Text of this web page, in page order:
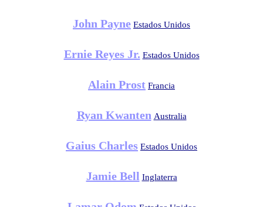
John Payne Estados Unidos
Ernie Reyes Jr. Estados Unidos
Alain Prost Francia
Ryan Kwanten Australia
Gaius Charles Estados Unidos
Jamie Bell Inglaterra